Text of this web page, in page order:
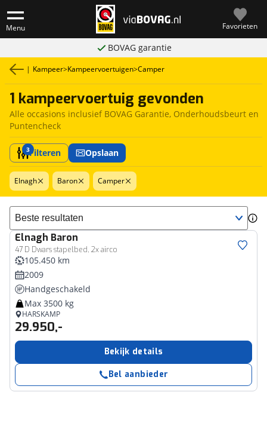
Menu Favorieten
BOVAG garantie
| Kampeer>Kampeervoertuigen>Camper
1 kampeervoertuig gevonden
Alle occasions inclusief BOVAG Garantie, Onderhoudsbeurt en
Puntencheck
3Filteren Opslaan
Elnagh Baron Camper
Sorteer resultaten
Elnagh Baron
47 D Dwars stapelbed, 2x airco
105.450 km
2009
Handgeschakeld
Max 3500 kg
HARSKAMP
29.950,-
Bekijk details
Bel aanbieder